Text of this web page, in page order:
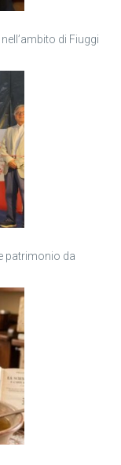
di Fiuggi
patrimonio da